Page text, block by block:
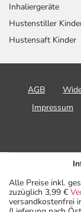
Inhaliergeräte
Hustenstiller
Hustensaft Kinder
AGB
Impressum
Alle Preise inkl.
zuzüglich 3,99 €
versandkostenfrei